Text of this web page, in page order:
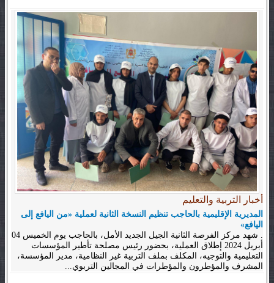
أخبار التربية والتعليم
المديرية الإقليمية بالحاجب تنظيم النسخة الثانية لعملية «من اليافع إلى
اليافع»
. شهد مركز الفرصة الثانية الجيل الجديد الأمل، بالحاجب يوم الخميس 04
أبريل 2024 إطلاق العملية، بحضور رئيس مصلحة تأطير المؤسسات
التعليمية والتوجيه، المكلف بملف التربية غير النظامية، مدير المؤسسة،
المشرف والمؤطرون والمؤطرات في المجالين التربوي...